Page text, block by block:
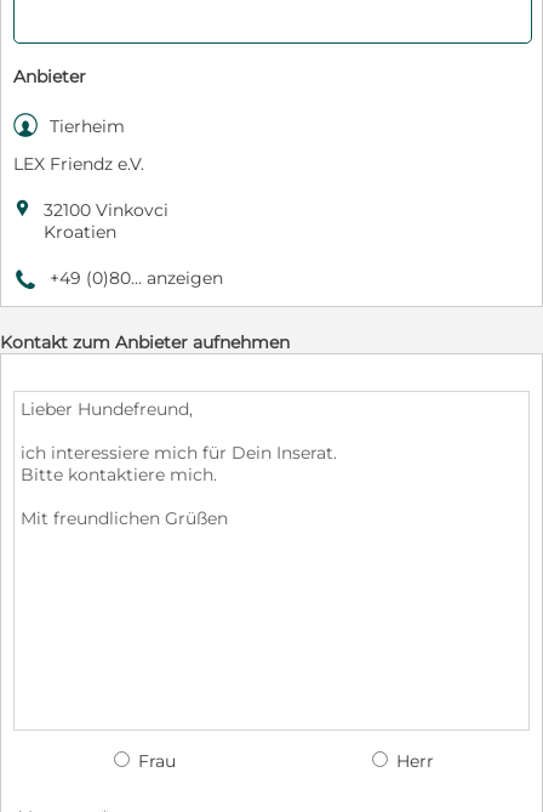
Anbieter
 Tierheim
LEX Friendz e.V.

32100 Vinkovci
Kroatien
9 +49 (0)80... anzeigen
Kontakt zum Anbieter aufnehmen
Frau Herr